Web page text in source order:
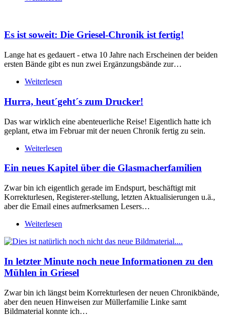
Es ist soweit: Die Griesel-Chronik ist fertig!
Lange hat es gedauert - etwa 10 Jahre nach Erscheinen der beiden
ersten Bände gibt es nun zwei Ergänzungsbände zur…
Weiterlesen
Hurra, heut´geht´s zum Drucker!
Das war wirklich eine abenteuerliche Reise! Eigentlich hatte ich
geplant, etwa im Februar mit der neuen Chronik fertig zu sein.
Weiterlesen
Ein neues Kapitel über die Glasmacherfamilien
Zwar bin ich eigentlich gerade im Endspurt, beschäftigt mit
Korrekturlesen, Registerer-stellung, letzten Aktualisierungen u.ä.,
aber die Email eines aufmerksamen Lesers…
Weiterlesen
In letzter Minute noch neue Informationen zu den
Mühlen in Griesel
Zwar bin ich längst beim Korrekturlesen der neuen Chronikbände,
aber den neuen Hinweisen zur Müllerfamilie Linke samt
Bildmaterial konnte ich…